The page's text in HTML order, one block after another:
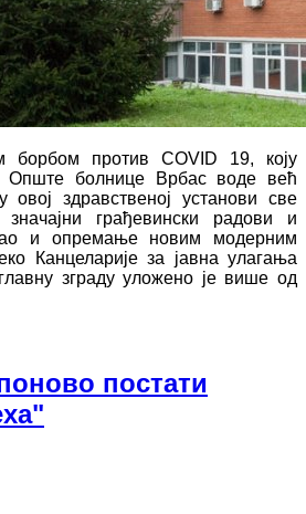
борбом против COVID 19, коју
Опште болнице Врбас воде већ
овој здравственој установи све
грађевински радови и
као и опремање новим модерним
Канцеларије за јавна улагања
зграду уложено је више од
постати